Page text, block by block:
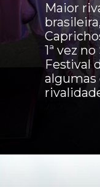
Maior
1ª vez
Festival
algumas